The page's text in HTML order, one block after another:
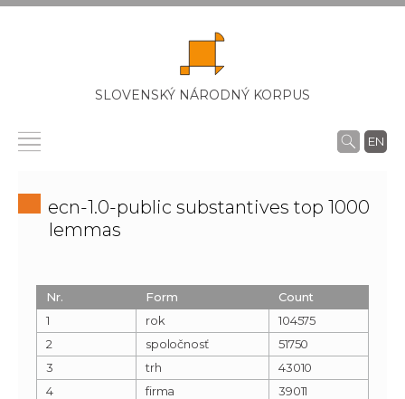
SLOVENSKÝ NÁRODNÝ KORPUS
EN
ecn-1.0-public substantives top 1000
lemmas
Nr. Form
Count
1
rok
104575
2
spoločnosť
51750
3
trh
43010
4
firma
39011